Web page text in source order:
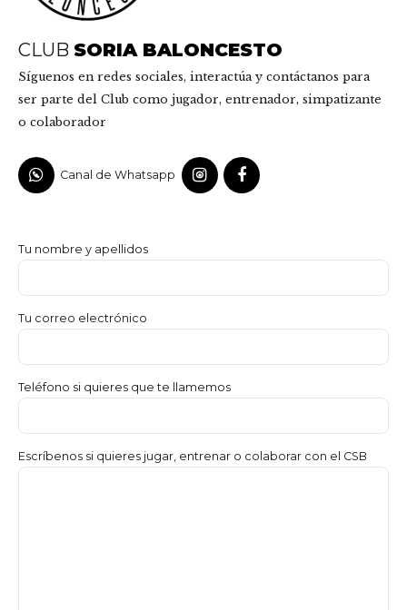
CLUB SORIA BALONCESTO
Síguenos en redes sociales, interactúa y contáctanos para
ser parte del Club como jugador, entrenador, simpatizante
o colaborador
Canal de Whatsapp
Tu nombre y apellidos
Tu correo electrónico
Teléfono si quieres que te llamemos
Escríbenos si quieres jugar, entrenar o colaborar con el CSB